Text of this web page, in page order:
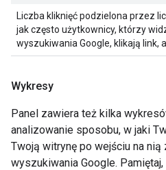
Liczba kliknięć podzielona przez
jak często użytkownicy, którzy
wyszukiwania Google, klikają link,
Wykresy
Panel zawiera też kilka
analizowanie sposobu, w jaki
Twoją witrynę po wejściu na nią
wyszukiwania Google.